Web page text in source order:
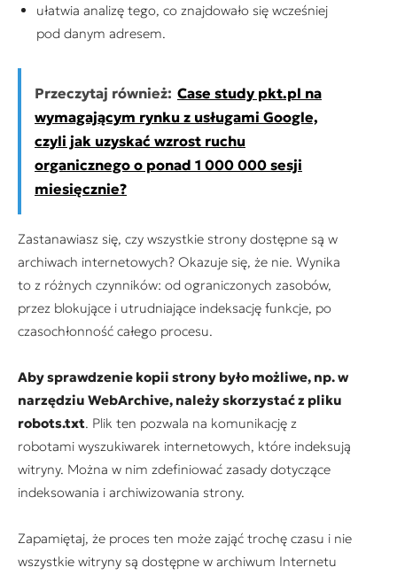
ułatwia analizę tego, co znajdowało się wcześniej
pod danym adresem.
Przeczytaj również: Case study pkt.pl na
wymagającym rynku z usługami Google,
czyli jak uzyskać wzrost ruchu
organicznego o ponad 1 000 000 sesji
miesięcznie?
Zastanawiasz się, czy wszystkie strony dostępne są w
archiwach internetowych? Okazuje się, że nie. Wynika
to z różnych czynników: od ograniczonych zasobów,
przez blokujące i utrudniające indeksację funkcje, po
czasochłonność całego procesu.
Aby sprawdzenie kopii strony było możliwe, np. w
narzędziu WebArchive, należy skorzystać z pliku
robots.txt. Plik ten pozwala na komunikację z
robotami wyszukiwarek internetowych, które indeksują
witryny. Można w nim zdefiniować zasady dotyczące
indeksowania i archiwizowania strony.
Zapamiętaj, że proces ten może zająć trochę czasu i nie
wszystkie witryny są dostępne w archiwum Internetu